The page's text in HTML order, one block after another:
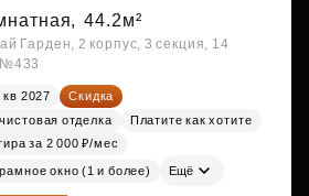
44.2м²
Гарден, 2 корпус, 3 секция, 14
кв 2027
Скидка
отделка
Платите как хотите
за 2 000 ₽/мес
окно (1 и более) Ещё